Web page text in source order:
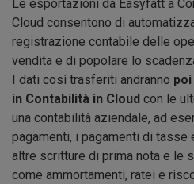
Le esportazioni da Easyfatt a
Cloud consentono di
registrazione contabile delle
vendita e di popolare lo
I dati così trasferiti andranno
in Contabilità in Cloud con le
una contabilità aziendale, ad
pagamenti, i pagamenti di tasse
altre scritture di prima nota e le
come ammortamenti, ratei e